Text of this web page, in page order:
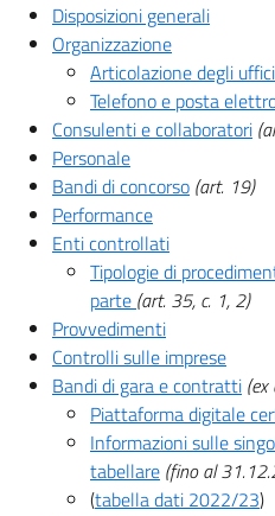
Disposizioni generali
Organizzazione
Articolazione degli uffici
Telefono e posta
Consulenti e collaboratori
Personale
Bandi di concorso (art. 19)
Performance
Enti controllati
Tipologie di
parte (art. 35, c. 1, 2)
Provvedimenti
Controlli sulle imprese
Bandi di gara e contratti
Piattaforma digitale
Informazioni sulle
tabellare (fino al
(tabella dati 2022/23)